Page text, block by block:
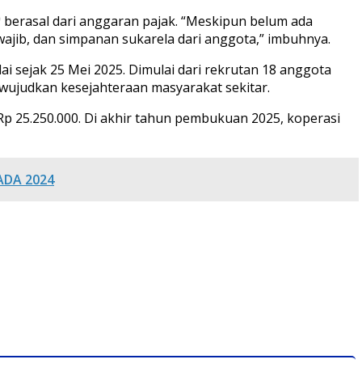
dari anggaran pajak. “Meskipun belum ada
dan simpanan sukarela dari anggota,” imbuhnya.
sejak 25 Mei 2025. Dimulai dari rekrutan 18 anggota
kesejahteraan masyarakat sekitar.
Di akhir tahun pembukuan 2025, koperasi
2024